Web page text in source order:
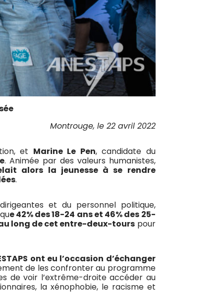
Montrouge, le 22 avril 2022
et Marine Le Pen, candidate du
. Animée par des valeurs humanistes,
alors la jeunesse à se rendre
.
et du personnel politique,
e 42% des 18-24 ans et 46% des 25-
au long de cet entre-deux-tours pour
ont eu l’occasion d’échanger
de les confronter au programme
de voir l’extrême-droite accéder au
la xénophobie, le racisme et